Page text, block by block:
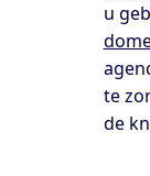
u
te
de